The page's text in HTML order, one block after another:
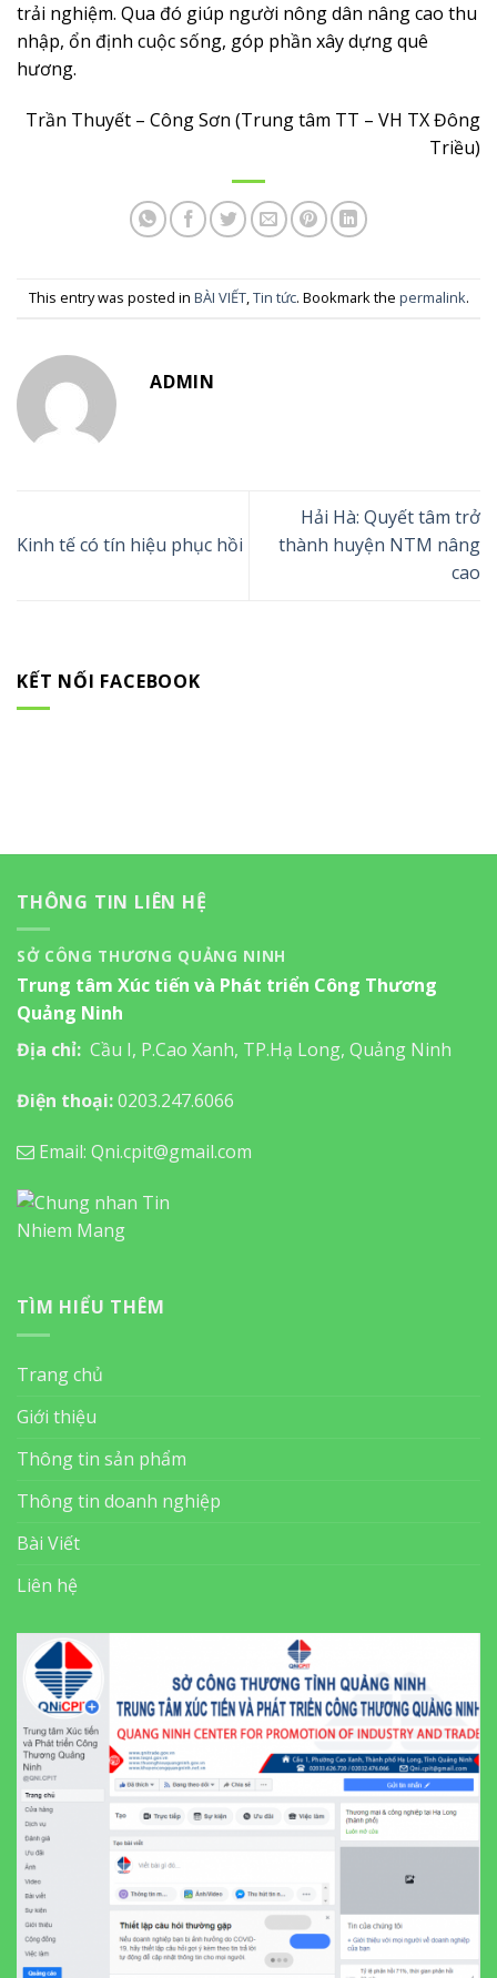
trải nghiệm. Qua đó giúp người nông dân nâng cao thu
nhập, ổn định cuộc sống, góp phần xây dựng quê
hương.
Trần Thuyết – Công Sơn (Trung tâm TT – VH TX Đông
Triều)
This entry was posted in BÀI VIẾT,Tin tức. Bookmark the permalink.
ADMIN
Kinh tế có tín hiệu phục hồi
Hải Hà: Quyết tâm trở
thành huyện NTM nâng
cao
KẾT NỐI FACEBOOK
THÔNG TIN LIÊN HỆ
SỞ CÔNG THƯƠNG QUẢNG NINH
Trung tâm Xúc tiến và Phát triển Công Thương
Quảng Ninh
Địa chỉ: Cầu I, P.Cao Xanh, TP.Hạ Long, Quảng Ninh
Điện thoại:0203.247.6066
Email: Qni.cpit@gmail.com
TÌM HIỂU THÊM
Trang chủ
Giới thiệu
Thông tin sản phẩm
Thông tin doanh nghiệp
Bài Viết
Liên hệ